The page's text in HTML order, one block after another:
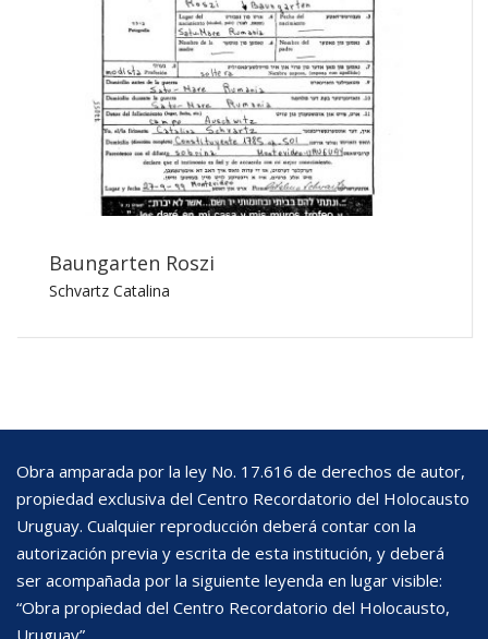
Baungarten Roszi
Schvartz Catalina
Obra amparada por la ley No. 17.616 de derechos de autor,
propiedad exclusiva del Centro Recordatorio del Holocausto
Uruguay. Cualquier reproducción deberá contar con la
autorización previa y escrita de esta institución, y deberá
ser acompañada por la siguiente leyenda en lugar visible:
“Obra propiedad del Centro Recordatorio del Holocausto,
Uruguay”.